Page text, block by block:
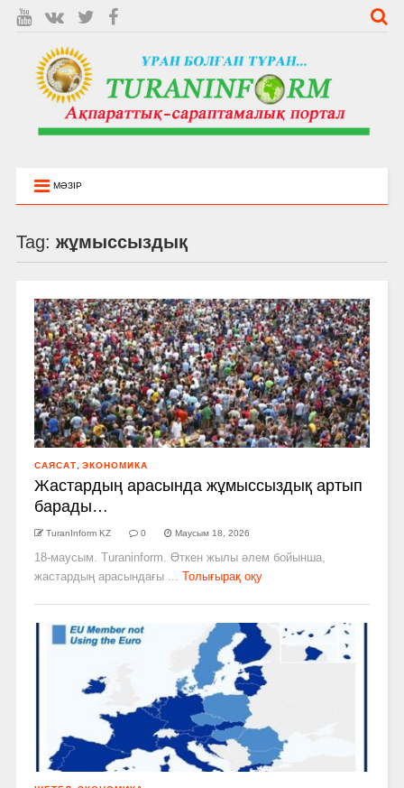
МӘЗІР
Tag: жұмыссыздық
САЯСАТ ЭКОНОМИКА
Жастардың арасында жұмыссыздық артып
барады…
TuranInform KZ 0 Маусым 18, 2026
18-маусым. Turaninform. Өткен жылы әлем бойынша,
жастардың арасындағы ...
Толығырақ оқу